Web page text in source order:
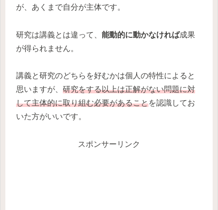
が、あくまで自分が主体です。
研究は講義とは違って、 能動的に動かなければ成果
が得られません。
講義と研究のどちらを好むかは個人の特性によると
思いますが、 研究をする以上は正解がない問題に対
して主体的に取り組む必要があることを認識してお
いた方がいいです。
スポンサーリンク